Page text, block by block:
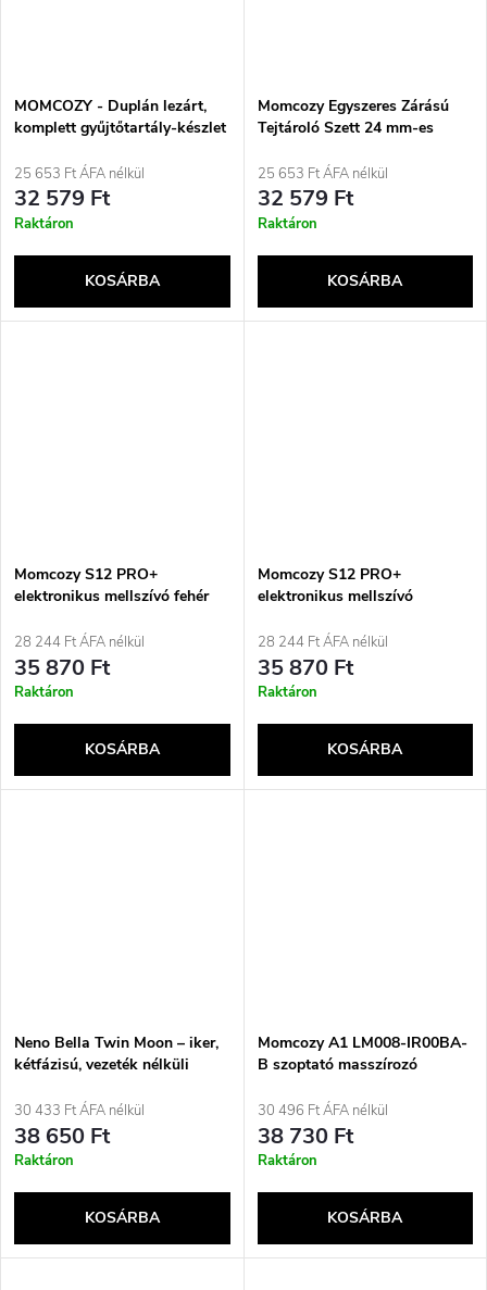
MOMCOZY - Duplán lezárt,
komplett gyűjtőtartály-készlet
Pro/S12 Pro modellekhez
25 653 Ft ÁFA nélkül
32 579 Ft
Raktáron
KOSÁRBA
Momcozy Egyszeres Zárású
Tejtároló Szett 24 mm-es
Pro készülékekhez
25 653 Ft ÁFA nélkül
32 579 Ft
Raktáron
KOSÁRBA
Momcozy S12 PRO+
elektronikus mellszívó fehér
28 244 Ft ÁFA nélkül
35 870 Ft
Raktáron
KOSÁRBA
Momcozy S12 PRO+
elektronikus mellszívó
28 244 Ft ÁFA nélkül
35 870 Ft
Raktáron
KOSÁRBA
Neno Bella Twin Moon – iker,
kétfázisú, vezeték nélküli
30 433 Ft ÁFA nélkül
38 650 Ft
Raktáron
KOSÁRBA
Momcozy A1 LM008-IR00BA-
B szoptató masszírozó
30 496 Ft ÁFA nélkül
38 730 Ft
Raktáron
KOSÁRBA